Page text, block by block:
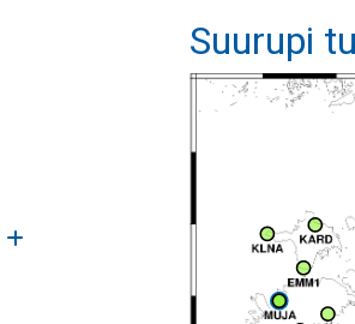
Ava alammenüü
Suurupi